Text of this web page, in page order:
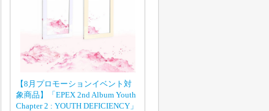
【8月プロモーションイベント対
象商品】「EPEX 2nd Album Youth
Chapter 2 : YOUTH DEFICIENCY」